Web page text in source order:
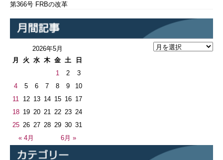
第366号 FRBの改革
2026年5月
月
火 水 木 金 土 日
« 4月 6月 »
1 2
3
4
5 6 7 8 9
10
11 12 13 14 15 16 17
18 19 20 21 22 23 24
25 26 27 28 29 30 31